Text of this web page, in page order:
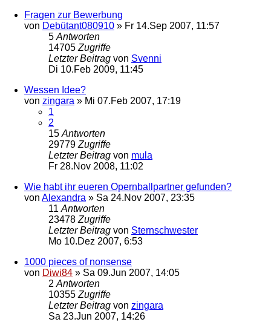
Fragen zur Bewerbung
von Debütant080910 » Fr 14.Sep 2007, 11:57
5 Antworten
14705 Zugriffe
Letzter Beitrag von Svenni
Di 10.Feb 2009, 11:45
Wessen Idee?
von zingara » Mi 07.Feb 2007, 17:19
1
2
15 Antworten
29779 Zugriffe
Letzter Beitrag von mula
Fr 28.Nov 2008, 11:02
Wie habt ihr eueren Opernballpartner gefunden?
von Alexandra » Sa 24.Nov 2007, 23:35
11 Antworten
23478 Zugriffe
Letzter Beitrag von Sternschwester
Mo 10.Dez 2007, 6:53
1000 pieces of nonsense
von Diwi84 » Sa 09.Jun 2007, 14:05
2 Antworten
10355 Zugriffe
Letzter Beitrag von zingara
Sa 23.Jun 2007, 14:26